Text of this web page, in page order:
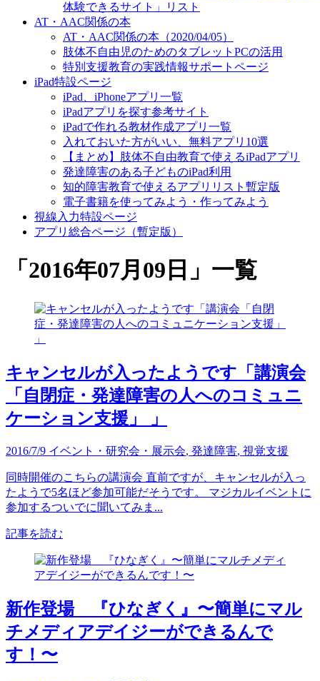
体験できるサイト」リスト
AT・AAC関係の本
AT・AAC関係の本（2020/04/05）
肢体不自由児のためのタブレットPCの活用
特別支援教育の実践情報サポートページ
iPad特設ページ
iPad、iPhoneアプリ一覧
iPadアプリを探す参考サイト
iPadで作れる教材作成アプリ一覧
入れておいた方がいい、無料アプリ10選
【まとめ】肢体不自由教育で使えるiPadアプリ
発達障害のある子どものiPad利用
知的障害教育で使えるアプリリスト暫定版
電子書籍を使ってみよう・作ってみよう
視線入力特設ページ
アプリ総合ページ（暫定版）
「 2016年07月09日 」 一覧
キャンセルが入ったようです「講演会
「自閉症・発達障害の人へのコミュニ
ケーション支援」 」
2016/7/9 イベント・研究会・展示会, 発達障害, 視覚支援
同時開催のこちらの講演会 直前ですが、キャンセルが入っ
たようで5名ほど参加可能だそうです。 マジカルイベントに
参加するついでに聞いてみま...
記事を読む
新作登場 『ひなぎく』〜簡単にマル
チメディアデイジーができるんで
す！〜